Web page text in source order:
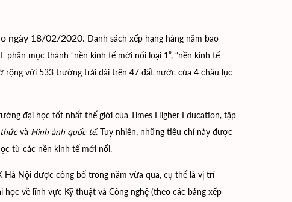
ngày 18/02/2020. Danh sách xếp hạng hàng năm bao
mục thành “nền kinh tế mới nổi loại 1”, “nền kinh tế
rộng với 533 trường trải dài trên 47 đất nước của 4 châu lục
đại học tốt nhất thế giới của Times Higher Education, tập
và Hình ảnh quốc tế. Tuy nhiên, những tiêu chí này được
từ các nền kinh tế mới nổi.
Nội được công bố trong năm vừa qua, cụ thể là vị trí
về lĩnh vực Kỹ thuật và Công nghệ (theo các bảng xếp